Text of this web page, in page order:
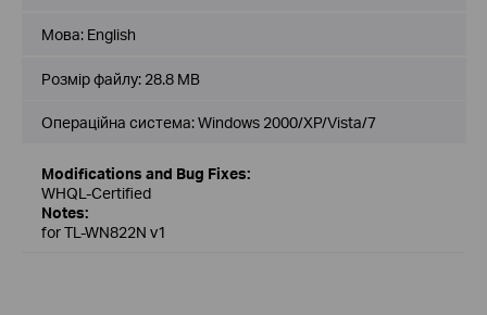
Мова: English
Розмір файлу: 28.8 MB
Операційна система: Windows 2000/XP/Vista/7
Modifications and Bug Fixes:
WHQL-Certified
Notes:
for TL-WN822N v1